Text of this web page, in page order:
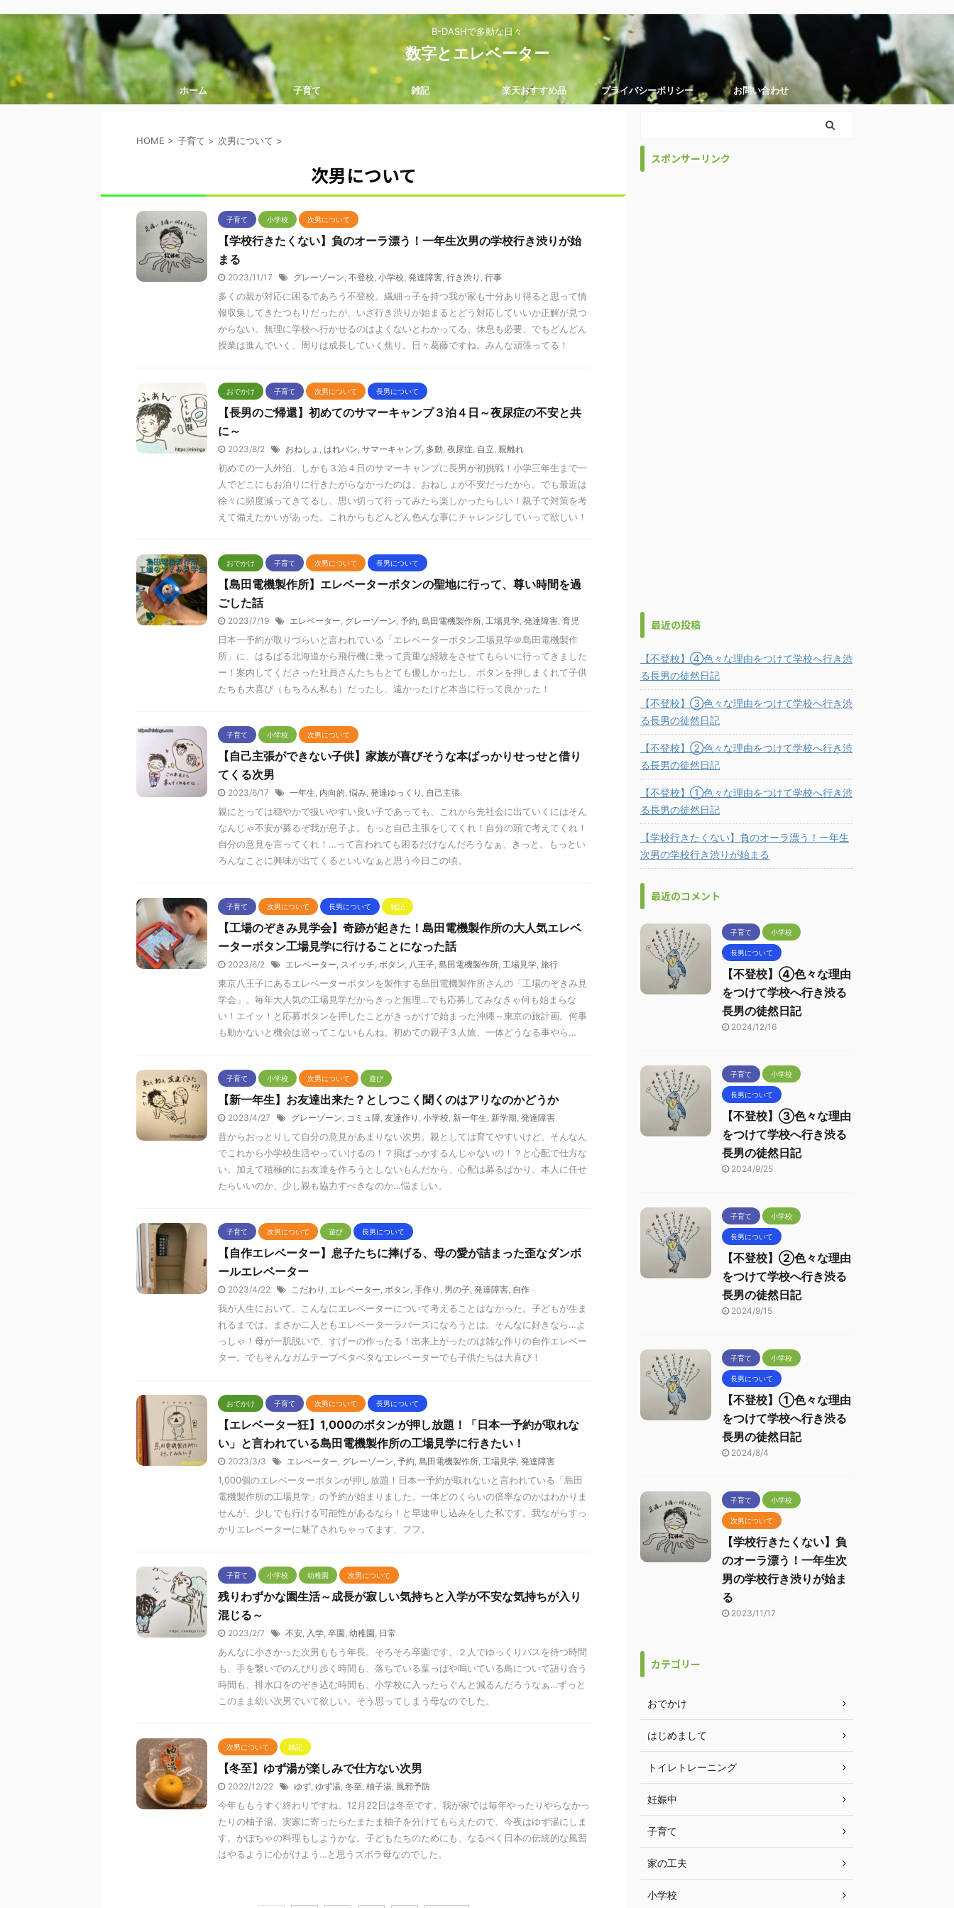
B-DASHで多動な日々
数字とエレベーター
ホーム 子育て 雑記 楽天おすすめ品 プライバシーポリシー お問い合わせ
HOME > 子育て > 次男について >
次男について
子育て 小学校 次男について
【学校行きたくない】負のオーラ漂う！一年生次男の学校行き渋りが始
まる
2023/11/17 グレーゾーン, 不登校, 小学校, 発達障害, 行き渋り , 行事
多くの親が対応に困るであろう不登校。繊細っ子を持つ我が家も十分あり得ると思って情
報収集してきたつもりだったが、いざ行き渋りが始まるとどう対応していいか正解が見つ
からない。無理に学校へ行かせるのはよくないとわかってる、休息も必要、でもどんどん
授業は進んでいく、周りは成長していく焦り。日々葛藤ですね。みんな頑張ってる！
おでかけ 子育て 次男について 長男について
【長男のご帰還】初めてのサマーキャンプ３泊４日～夜尿症の不安と共
に～
2023/8/2 おねしょ , はれパン, サマーキャンプ, 多動, 夜尿症, 自立, 親離れ
初めての一人外泊、しかも３泊４日のサマーキャンプに長男が初挑戦！小学三年生まで一
人でどこにもお泊りに行きたがらなかったのは、おねしょが不安だったから。でも最近は
徐々に頻度減ってきてるし、思い切って行ってみたら楽しかったらしい！親子で対策を考
えて備えたかいがあった。これからもどんどん色んな事にチャレンジしていって欲しい！
おでかけ 子育て 次男について 長男について
【島田電機製作所】エレベーターボタンの聖地に行って、尊い時間を過
ごした話
2023/7/19 エレベーター, グレーゾーン, 予約, 島田電機製作所, 工場見学, 発達障害, 育児
日本一予約が取りづらいと言われている「エレベーターボタン工場見学＠島田電機製作
所」に、はるばる北海道から飛行機に乗って貴重な経験をさせてもらいに行ってきました
ー！案内してくださった社員さんたちもとても優しかったし、ボタンを押しまくれて子供
たちも大喜び（もちろん私も）だったし、遠かったけど本当に行って良かった！
子育て 小学校 次男について
【自己主張ができない子供】家族が喜びそうな本ばっかりせっせと借り
てくる次男
2023/6/17 一年生, 内向的, 悩み, 発達ゆっくり , 自己主張
親にとっては穏やかで扱いやすい良い子であっても、これから先社会に出ていくにはそん
なんじゃ不安が募るぞ我が息子よ。もっと自己主張をしてくれ！自分の頭で考えてくれ！
自分の意見を言ってくれ！…って言われても困るだけなんだろうなぁ、きっと。もっとい
ろんなことに興味が出てくるといいなぁと思う今日この頃。
子育て 次男について 長男について 雑記
【工場のぞきみ見学会】奇跡が起きた！島田電機製作所の大人気エレベ
ーターボタン工場見学に行けることになった話
2023/6/2 エレベーター, スイッチ, ボタン, 八王子, 島田電機製作所, 工場見学, 旅行
東京八王子にあるエレベーターボタンを製作する島田電機製作所さんの「工場のぞきみ見
学会」。毎年大人気の工場見学だからきっと無理…でも応募してみなきゃ何も始まらな
い！エイッ！と応募ボタンを押したことがきっかけで始まった沖縄～東京の旅計画。何事
も動かないと機会は巡ってこないもんね。初めての親子３人旅、一体どうなる事やら…
子育て 小学校 次男について 遊び
【新一年生】お友達出来た？としつこく聞くのはアリなのかどうか
2023/4/27 グレーゾーン, コミュ障, 友達作り , 小学校, 新一年生, 新学期, 発達障害
昔からおっとりして自分の意見があまりない次男。親としては育てやすいけど、そんなん
でこれから小学校生活やっていけるの！？損ばっかするんじゃないの！？と心配で仕方な
い。加えて積極的にお友達を作ろうとしないもんだから、心配は募るばかり。本人に任せ
たらいいのか、少し親も協力すべきなのか…悩ましい。
子育て 次男について 遊び 長男について
【自作エレベーター】息子たちに捧げる、母の愛が詰まった歪なダンボ
ールエレベーター
2023/4/22 こだわり , エレベーター, ボタン, 手作り , 男の子, 発達障害, 自作
我が人生において、こんなにエレベーターについて考えることはなかった。子どもが生ま
れるまでは。まさか二人ともエレベーターラバーズになろうとは。そんなに好きなら…よ
っしゃ！母が一肌脱いで、すげーの作ったる！出来上がったのは雑な作りの自作エレベー
ター。でもそんなガムテープベタベタなエレベーターでも子供たちは大喜び！
おでかけ 子育て 次男について 長男について
【エレベーター狂】1,000のボタンが押し放題！「日本一予約が取れな
い」と言われている島田電機製作所の工場見学に行きたい！
2023/3/3 エレベーター, グレーゾーン, 予約, 島田電機製作所, 工場見学, 発達障害
1,000個のエレベーターボタンが押し放題！日本一予約が取れないと言われている「島田
電機製作所の工場見学」の予約が始まりました。一体どのくらいの倍率なのかはわかりま
せんが、少しでも行ける可能性があるなら！と早速申し込みをした私です。我ながらすっ
かりエレベーターに魅了されちゃってます、フフ。
子育て 小学校 幼稚園 次男について
残りわずかな園生活～成長が寂しい気持ちと入学が不安な気持ちが入り
混じる～
2023/2/7 不安, 入学, 卒園, 幼稚園, 日常
あんなに小さかった次男ももう年長。そろそろ卒園です。２人でゆっくりバスを待つ時間
も、手を繋いでのんびり歩く時間も、落ちている葉っぱや鳴いている鳥について語り合う
時間も、排水口をのぞき込む時間も、小学校に入ったらぐんと減るんだろうなぁ…ずっと
このまま幼い次男でいて欲しい。そう思ってしまう母なのでした。
次男について 雑記
【冬至】ゆず湯が楽しみで仕方ない次男
2022/12/22 ゆず, ゆず湯, 冬至, 柚子湯, 風邪予防
今年ももうすぐ終わりですね。12月22日は冬至です。我が家では毎年やったりやらなかっ
たりの柚子湯。実家に寄ったらたまたま柚子を分けてもらえたので、今夜はゆず湯にしま
す。かぼちゃの料理もしようかな。子どもたちのためにも、なるべく日本の伝統的な風習
はやるように心がけよう…と思うズボラ母なのでした。
スポンサーリンク
最近の投稿
【不登校】④色々な理由をつけて学校へ行き渋
る長男の徒然日記
【不登校】③色々な理由をつけて学校へ行き渋
る長男の徒然日記
【不登校】②色々な理由をつけて学校へ行き渋
る長男の徒然日記
【不登校】①色々な理由をつけて学校へ行き渋
る長男の徒然日記
【学校行きたくない】負のオーラ漂う！一年生
次男の学校行き渋りが始まる
最近のコメント
子育て 小学校
長男について
【不登校】④色々な理由
をつけて学校へ行き渋る
長男の徒然日記
2024/12/16
子育て 小学校
長男について
【不登校】③色々な理由
をつけて学校へ行き渋る
長男の徒然日記
2024/9/25
子育て 小学校
長男について
【不登校】②色々な理由
をつけて学校へ行き渋る
長男の徒然日記
2024/9/15
子育て 小学校
長男について
【不登校】①色々な理由
をつけて学校へ行き渋る
長男の徒然日記
2024/8/4
子育て 小学校
次男について
【学校行きたくない】負
のオーラ漂う！一年生次
男の学校行き渋りが始ま
る
2023/11/17
カテゴリー
おでかけ
はじめまして
トイレトレーニング
妊娠中
子育て
家の工夫
小学校